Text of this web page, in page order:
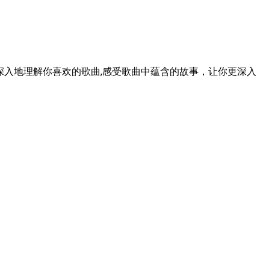
地理解你喜欢的歌曲,感受歌曲中蕴含的故事，让你更深入